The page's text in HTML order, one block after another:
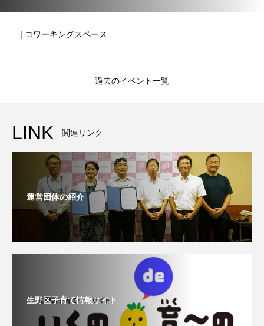
| コワーキングスペース
過去のイベント一覧
LINK 関連リンク
運営団体の紹介
生野区子育て情報サイト